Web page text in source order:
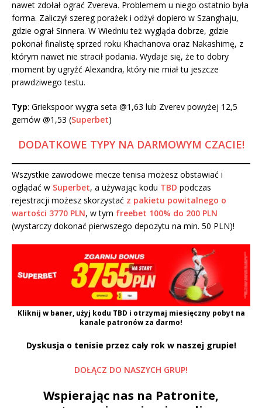
nawet zdołał ograć Zvereva. Problemem u niego ostatnio była
forma. Zaliczył szereg porażek i odżył dopiero w Szanghaju,
gdzie ograł Sinnera. W Wiedniu też wygląda dobrze, gdzie
pokonał finalistę sprzed roku Khachanova oraz Nakashimę, z
którym nawet nie stracił podania. Wydaje się, że to dobry
moment by ugryźć Alexandra, który nie miał tu jeszcze
prawdziwego testu.
Typ: Griekspoor wygra seta @1,63 lub Zverev powyżej 12,5
gemów @1,53 (Superbet)
DODATKOWE TYPY NA DARMOWYM CZACIE!
Wszystkie zawodowe mecze tenisa możesz obstawiać i
oglądać w Superbet, a używając kodu TBD podczas
rejestracji możesz skorzystać z pakietu powitalnego o
wartości 3770 PLN, w tym freebet 100% do 200 PLN
(wystarczy dokonać pierwszego depozytu na min. 50 PLN)!
Kliknij w baner, użyj kodu TBD i otrzymaj miesięczny pobyt na
kanale patronów za darmo!
Dyskusja o tenisie przez cały rok w naszej grupie!
DOŁĄCZ DO NASZYCH GRUP!
Wspierając nas na Patronite,